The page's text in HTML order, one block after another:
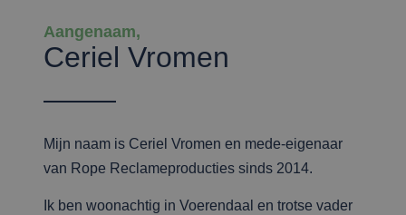
Aangenaam,
Ceriel Vromen
Mijn naam is Ceriel Vromen en mede-eigenaar
van Rope Reclameproducties sinds 2014.
Ik ben woonachtig in Voerendaal en trotse vader